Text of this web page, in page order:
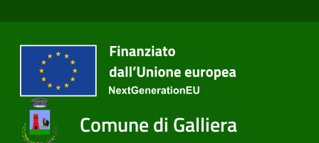
Comune di Galliera